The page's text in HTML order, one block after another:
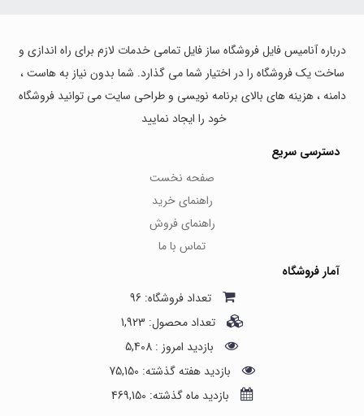
درباره آنامیس فایل فروشگاه ساز فایل تمامی خدمات لازم برای راه اندازی و
ساخت یک فروشگاه را در اختیار شما می گذارد. شما بدون نیاز به هاست ،
دامنه ، هزینه های بالای برنامه نویسی و طراحی سایت می توانید فروشگاه
خود را ایجاد نمایید
دسترسی سریع
صفحه نخست
راهنمای خرید
راهنمای فروش
تماس با ما
آمار فروشگاه
تعداد فروشگاه: 96
تعداد محصول: 1,923
بازدید امروز : 5,408
بازدید هفته گذشته: 75,150
بازدید ماه گذشته: 469,150